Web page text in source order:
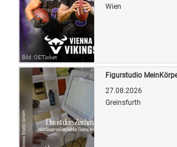
Bild: OETicket
Wien
Figurstudio
27.08.2026
Greinsfurth